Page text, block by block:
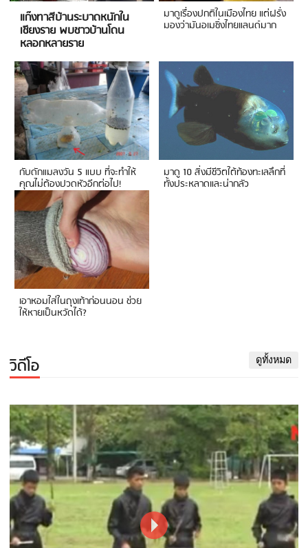
แก๊งทาสีบ้านระบาดหนักใน
เชียงราย พบชาวบ้านโดน
หลอกหลายราย
มาดูเรื่องปกติในเมืองไทย แต่ฝรั่ง
มองว่ามันอเมซิ่งไทยแลนด์มาก
กับดักแมลงวัน 5 แบบ ที่จะทำให้
คุณไม่ต้องปวดหัวอีกต่อไป!
มาดู 10 สิ่งมีชีวิตใต้ท้องทะเลลึกที่
ทั้งประหลาดและน่ากลัว
เอาหอมใส่ในถุงเท้าก่อนนอน ช่วย
ให้หายเป็นหวัดได้?
วิดีโอ ดูทั้งหมด